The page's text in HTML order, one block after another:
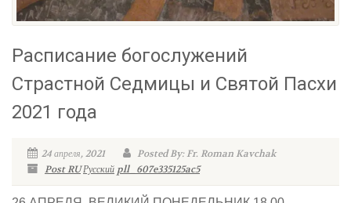
Расписание богослужений
Страстной Седмицы и Святой Пасхи
2021 года
24 апреля, 2021
Posted By: Fr. Roman Kavchak
Post RUРусский pll_607e335125ac5